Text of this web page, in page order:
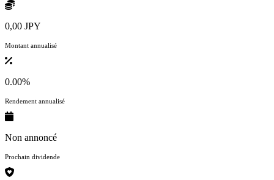
0,00 JPY
Montant annualisé
0.00%
Rendement annualisé
Non annoncé
Prochain dividende